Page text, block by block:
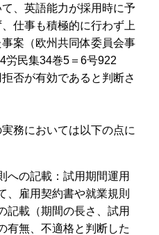
、英語能力が採用時に予
仕事も積極的に行わず上
案（欧州共同体委員会事
労民集34巻5＝6号922
否が有効であると判断さ
務においては以下の点に
への記載：試用期間運用
、雇用契約書や就業規則
記載（期間の長さ、試用
有無、不適格と判断した